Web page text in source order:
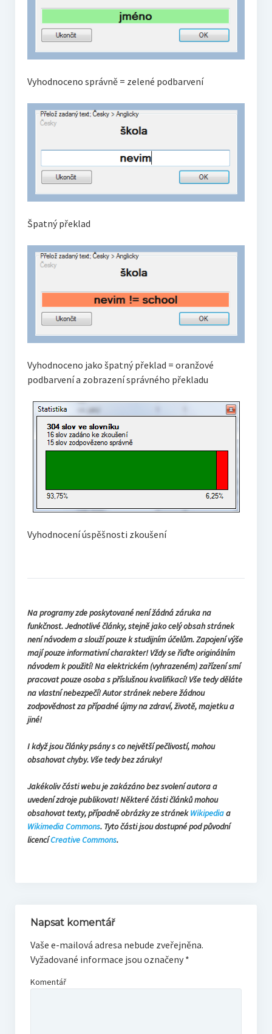
Vyhodnoceno správně = zelené podbarvení
Špatný překlad
Vyhodnoceno jako špatný překlad = oranžové
podbarvení a zobrazení správného překladu
Vyhodnocení úspěšnosti zkoušení
Na programy zde poskytované není žádná záruka na
funkčnost. Jednotlivé články, stejně jako celý obsah stránek
není návodem a slouží pouze k studijním účelům. Zapojení výše
mají pouze informativní charakter! Vždy se řiďte originálním
návodem k použití! Na elektrickém (vyhrazeném) zařízení smí
pracovat pouze osoba s příslušnou kvalifikací! Vše tedy děláte
na vlastní nebezpečí! Autor stránek nebere žádnou
zodpovědnost za případné újmy na zdraví, životě, majetku a
jiné!
I když jsou články psány s co největší pečlivostí, mohou
obsahovat chyby. Vše tedy bez záruky!
Jakékoliv části webu je zakázáno bez svolení autora a
uvedení zdroje publikovat! Některé části článků mohou
obsahovat texty, případně obrázky ze stránekWikipediaa
Wikimedia Commons. Tyto části jsou dostupné pod původní
licencíCreative Commons.
Napsat komentář
Vaše e-mailová adresa nebude zveřejněna.
Vyžadované informace jsou označeny *
Komentář